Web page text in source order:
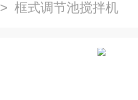
> 框式调节池搅拌机